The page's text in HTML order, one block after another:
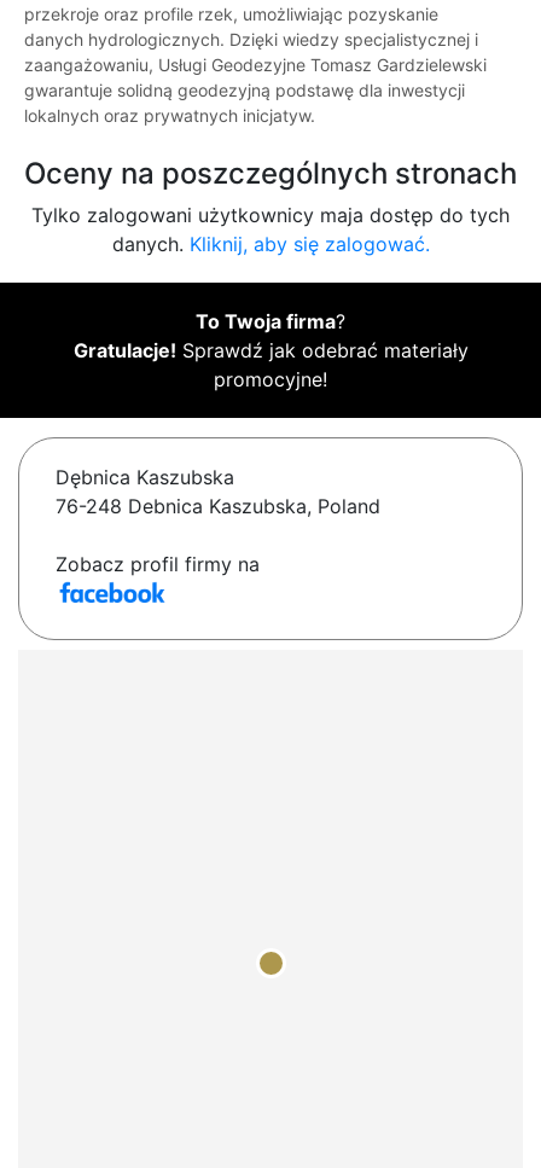
przekroje oraz profile rzek, umożliwiając pozyskanie
danych hydrologicznych. Dzięki wiedzy specjalistycznej i
zaangażowaniu, Usługi Geodezyjne Tomasz Gardzielewski
gwarantuje solidną geodezyjną podstawę dla inwestycji
lokalnych oraz prywatnych inicjatyw.
Oceny na poszczególnych stronach
Tylko zalogowani użytkownicy maja dostęp do tych
danych. Kliknij, aby się zalogować.
To Twoja firma?
Gratulacje! Sprawdź jak odebrać materiały
promocyjne!
Dębnica Kaszubska
76-248 Debnica Kaszubska, Poland
Zobacz profil firmy na